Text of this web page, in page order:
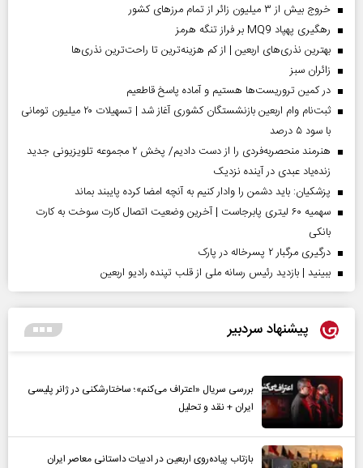
خروج بیش از ۳ میلیون زائر از تمام مرز‌های کشور
رهگیری پهپاد MQ9 بر فراز تنگه هرمز
بهترین نذری‌های اربعین | از کم هزینه‌ترین تا راحت‌ترین نذری‌ها
‌زائران سبز
در کمین تروریست‌ها هستیم و آماده پاسخ قاطعیم
ثبت‌نام وام اربعین بازنشستگان کشوری آغاز شد | تسهیلات ۲۰ میلیون تومانی
با سود ۵ درصد
هنرمند منحصر‌به‌فردی را از دست دادیم/ پخش ۲ مجموعه تلویزیونی جدید
زنده‌یاد عبدی در آینده نزدیک
پزشکیان: باید دشمن را وادار کنیم به آنچه امضا کرده پایبند بماند
سهمیه ۶۰ لیتری پابرجاست | آخرین وضعیت اتصال کارت سوخت به کارت
بانکی
درگیری مرگبار ۲ پسرخاله در پارک
ببینید | بازدید رئیس رسانه ملی از قلب تپنده رادیو اربعین
پیشنهاد سردبیر
بررسی سریال «اعتراف می‌کنم»؛ ساختارشکنی در ژانر پلیسی
ایران + نقد و تحلیل
بازتاب پیاده‌روی اربعین در ادبیات داستانی معاصر ایران